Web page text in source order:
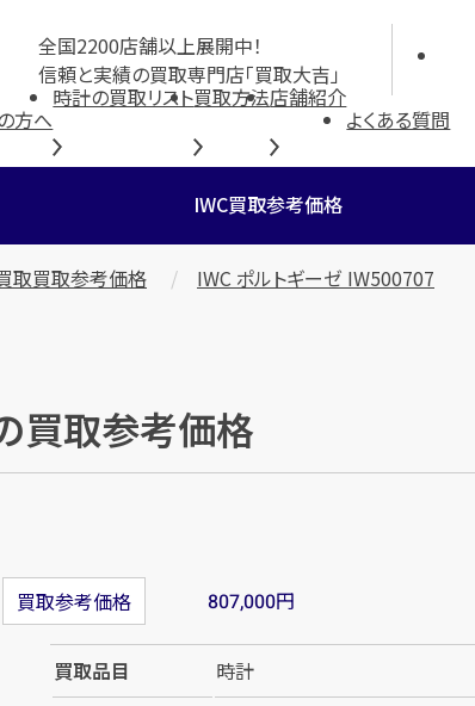
全国2200店舗以上展開中！
信頼と実績の買取専門店「買取大吉」
方へ
時計の買取リスト買取方法店舗紹介
よくある質問
IWC買取参考価格
取買取参考価格 IWC ポルトギーゼ IW500707
買取参考価格
買取参考価格 807,000円
買取品目
時計